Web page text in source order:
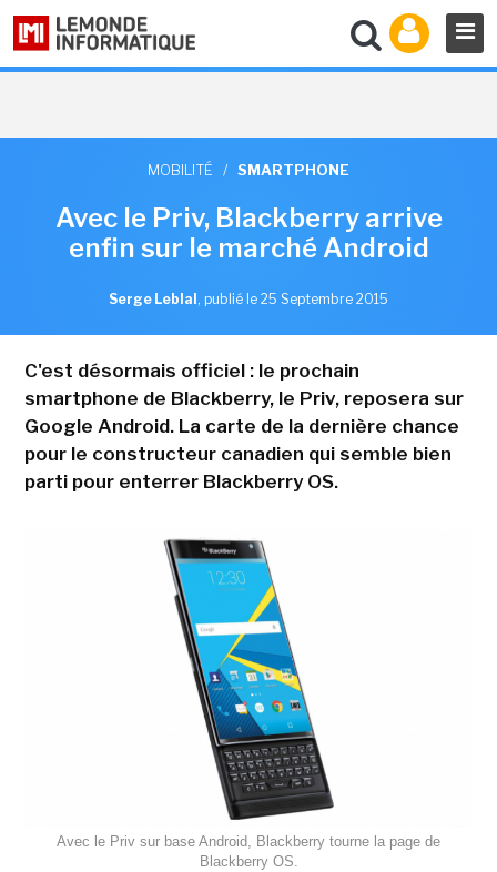
MOBILITÉ / SMARTPHONE
Avec le Priv, Blackberry arrive
enfin sur le marché Android
Serge Leblal , publié le 25 Septembre 2015
C'est désormais officiel : le prochain
smartphone de Blackberry, le Priv, reposera sur
Google Android. La carte de la dernière chance
pour le constructeur canadien qui semble bien
parti pour enterrer Blackberry OS.
Avec le Priv sur base Android, Blackberry tourne la page de
Blackberry OS.